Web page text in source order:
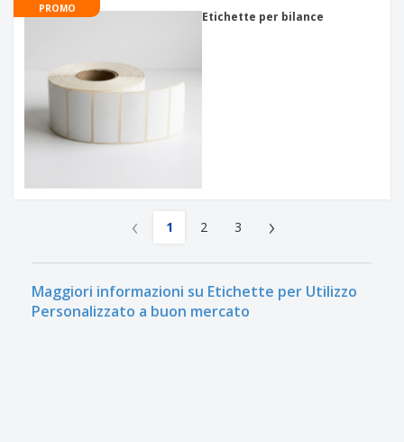
PROMO
Etichette per bilance
‹ 1 2 3 ›
Maggiori informazioni su Etichette per Utilizzo
Personalizzato a buon mercato